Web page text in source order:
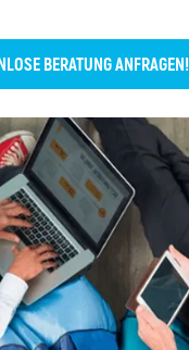
BERATUNG ANFRAGEN!